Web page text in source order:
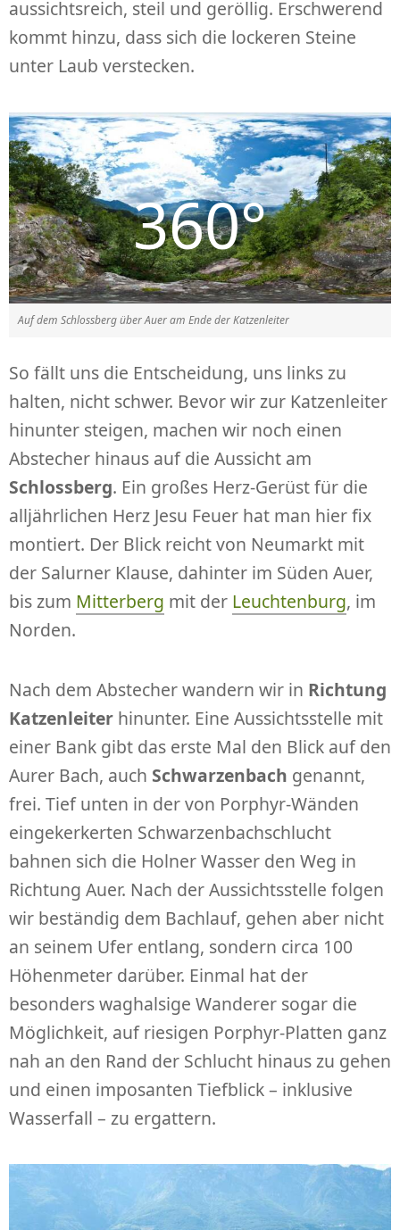
aussichtsreich, steil und geröllig. Erschwerend
kommt hinzu, dass sich die lockeren Steine
unter Laub verstecken.
Auf dem Schlossberg über Auer am Ende der Katzenleiter
So fällt uns die Entscheidung, uns links zu
halten, nicht schwer. Bevor wir zur Katzenleiter
hinunter steigen, machen wir noch einen
Abstecher hinaus auf die Aussicht am
Schlossberg. Ein großes Herz-Gerüst für die
alljährlichen Herz Jesu Feuer hat man hier fix
montiert. Der Blick reicht von Neumarkt mit
der Salurner Klause, dahinter im Süden Auer,
bis zum Mitterberg mit der Leuchtenburg, im
Norden.
Nach dem Abstecher wandern wir in Richtung
Katzenleiter hinunter. Eine Aussichtsstelle mit
einer Bank gibt das erste Mal den Blick auf den
Aurer Bach, auch Schwarzenbach genannt,
frei. Tief unten in der von Porphyr-Wänden
eingekerkerten Schwarzenbachschlucht
bahnen sich die Holner Wasser den Weg in
Richtung Auer. Nach der Aussichtsstelle folgen
wir beständig dem Bachlauf, gehen aber nicht
an seinem Ufer entlang, sondern circa 100
Höhenmeter darüber. Einmal hat der
besonders waghalsige Wanderer sogar die
Möglichkeit, auf riesigen Porphyr-Platten ganz
nah an den Rand der Schlucht hinaus zu gehen
und einen imposanten Tiefblick – inklusive
Wasserfall – zu ergattern.